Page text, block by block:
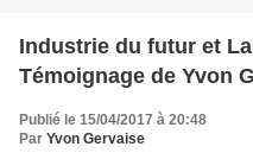
Industrie du futur et
Publié le 15/04/2017 à 20:48
Par Yvon Gervaise